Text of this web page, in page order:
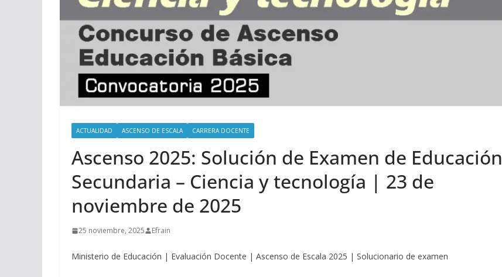
ACTUALIDAD ASCENSO DE ESCALA CARRERA DOCENTE
Ascenso 2025: Solución de Examen de Educación
Secundaria – Ciencia y tecnología | 23 de
noviembre de 2025
25 noviembre, 2025 Efrain
Ministerio de Educación | Evaluación Docente | Ascenso de Escala 2025 | Solucionario de examen